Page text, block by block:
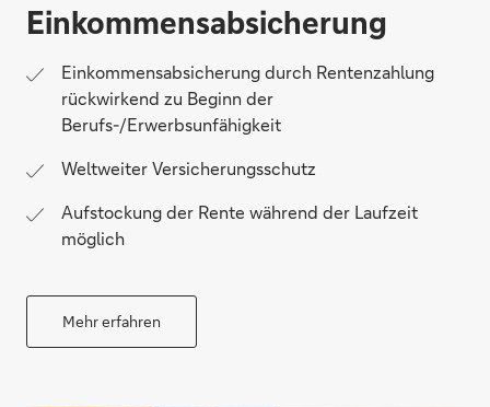
Einkommens­absicherung
Einkommensabsicherung durch Rentenzahlung
rückwirkend zu Beginn der
Berufs-/Erwerbsunfähigkeit
Weltweiter Versicherungsschutz
Aufstockung der Rente während der Laufzeit
möglich
Mehr erfahren